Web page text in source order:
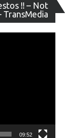
!! – Not
TransMedia
de
09:52